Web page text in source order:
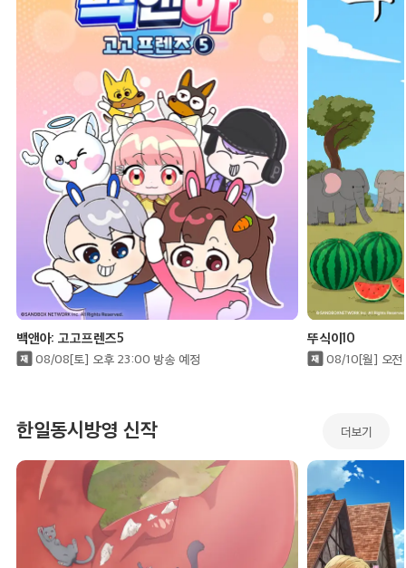
귀멸의 칼날: 도공 마을 편(더빙)
에피소드 1
23:30 귀멸의 칼날: 도공 마을 편(더빙)
에피소드 2
24:00 최강 찌꺼기 황자의 암약 제위 쟁탈전
에피소드 5
에피소드 17
25:00 고양이와 용
에피소드 7
백앤아: 고고프렌즈5
08/08[토] 오후 23:00 방송 예정
뚜식이10
08/10[월] 오
한일동시방영 신작 더보기